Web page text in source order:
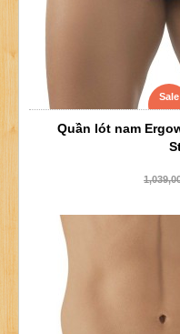
Sale
Quần lót nam